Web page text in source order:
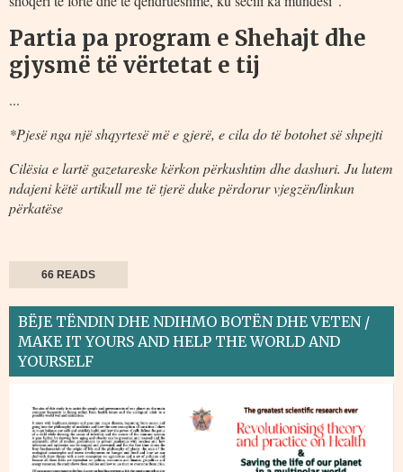
Partia pa program e Shehajt dhe
gjysmë të vërtetat e tij
...
*Pjesë nga një shqyrtesë më e gjerë, e cila do të botohet së shpejti
Cilësia e lartë gazetareske kërkon përkushtim dhe dashuri. Ju lutem
ndajeni këtë artikull me të tjerë duke përdorur vjegzën/linkun
përkatëse
66 READS
BËJE TËNDIN DHE NDIHMO BOTËN DHE VETEN /
MAKE IT YOURS AND HELP THE WORLD AND
YOURSELF